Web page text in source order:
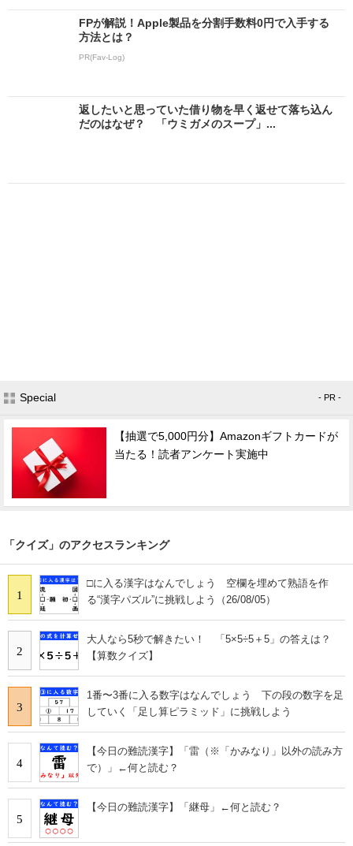
FPが解説！Apple製品を分割手数料0円で入手する
方法とは？
PR(Fav-Log)
返したいと思っていた借り物を早く返せて落ち込ん
だのはなぜ？ 「ウミガメのスープ」...
Special - PR -
【抽選で5,000円分】Amazonギフトカードが
当たる！読者アンケート実施中
「クイズ」のアクセスランキング
1
□に入る漢字はなんでしょう 空欄を埋めて熟語を作
る“漢字パズル”に挑戦しよう（26/08/05）
2
大人なら5秒で解きたい！ 「5×5÷5＋5」の答えは？
【算数クイズ】
3
1番〜3番に入る数字はなんでしょう 下の段の数字を足
していく「足し算ピラミッド」に挑戦しよう
4
【今日の難読漢字】「雷（※「かみなり」以外の読み方
で）」←何と読む？
5
【今日の難読漢字】「継母」←何と読む？